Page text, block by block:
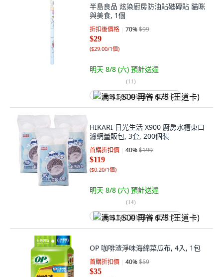
半島良品 炫染廚房防油貼磁磚貼 貓咪
與美食, 1個
折扣後價格 70%$99
$29
($29.00/1個)
明天 8/8 (六) 預計送達
(11)
满 $1,500 再省 $75 (王道卡)
HIKARI 日光生活 X900 廚房水槽束口
濾網量販包, 3套, 200個裝
首購折扣價 40%$199
$119
($0.20/1個)
明天 8/8 (六) 預計送達
(14)
满 $1,500 再省 $75 (王道卡)
OP 咖啡渣淨味海綿菜瓜布, 4入, 1包
首購折扣價 40%$59
$35